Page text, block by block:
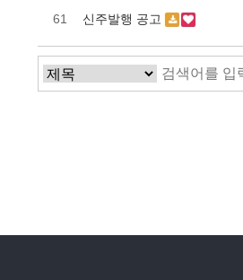
61 신주발행 공고